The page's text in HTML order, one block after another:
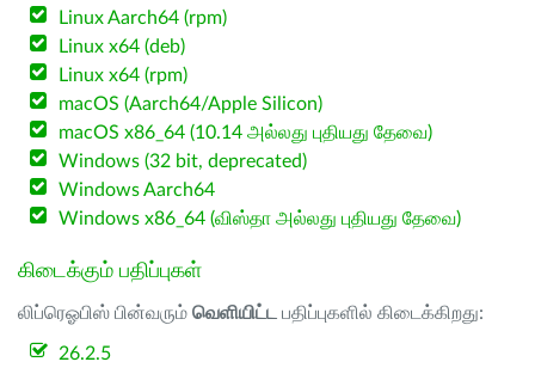
Linux Aarch64 (rpm)
Linux x64 (deb)
Linux x64 (rpm)
macOS (Aarch64/Apple Silicon)
macOS x86_64 (10.14 அல்லது புதியது தேவை)
Windows (32 bit, deprecated)
Windows Aarch64
Windows x86_64 (விஸ்தா அல்லது புதியது தேவை)
கிடைக்கும் பதிப்புகள்
லிப்ரெஓபிஸ் பின்வரும் வெளியிட்ட பதிப்புகளில் கிடைக்கிறது:
26.2.5